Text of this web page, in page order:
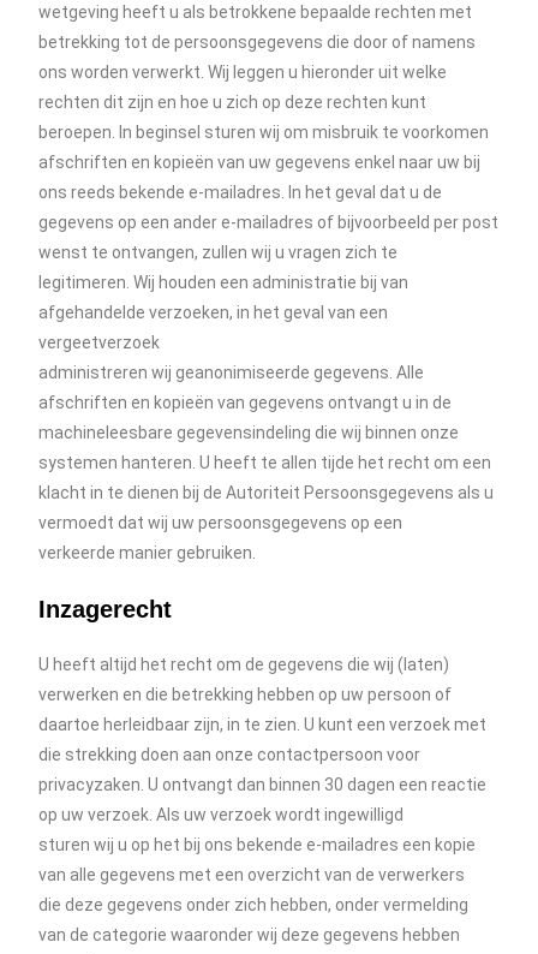
wetgeving heeft u als betrokkene bepaalde rechten met
betrekking tot de persoonsgegevens die door of namens
ons worden verwerkt. Wij leggen u hieronder uit welke
rechten dit zijn en hoe u zich op deze rechten kunt
beroepen. In beginsel sturen wij om misbruik te voorkomen
afschriften en kopieën van uw gegevens enkel naar uw bij
ons reeds bekende e-mailadres. In het geval dat u de
gegevens op een ander e-mailadres of bijvoorbeeld per post
wenst te ontvangen, zullen wij u vragen zich te
legitimeren. Wij houden een administratie bij van
afgehandelde verzoeken, in het geval van een
vergeetverzoek
administreren wij geanonimiseerde gegevens. Alle
afschriften en kopieën van gegevens ontvangt u in de
machineleesbare gegevensindeling die wij binnen onze
systemen hanteren. U heeft te allen tijde het recht om een
klacht in te dienen bij de Autoriteit Persoonsgegevens als u
vermoedt dat wij uw persoonsgegevens op een
verkeerde manier gebruiken.
Inzagerecht
U heeft altijd het recht om de gegevens die wij (laten)
verwerken en die betrekking hebben op uw persoon of
daartoe herleidbaar zijn, in te zien. U kunt een verzoek met
die strekking doen aan onze contactpersoon voor
privacyzaken. U ontvangt dan binnen 30 dagen een reactie
op uw verzoek. Als uw verzoek wordt ingewilligd
sturen wij u op het bij ons bekende e-mailadres een kopie
van alle gegevens met een overzicht van de verwerkers
die deze gegevens onder zich hebben, onder vermelding
van de categorie waaronder wij deze gegevens hebben